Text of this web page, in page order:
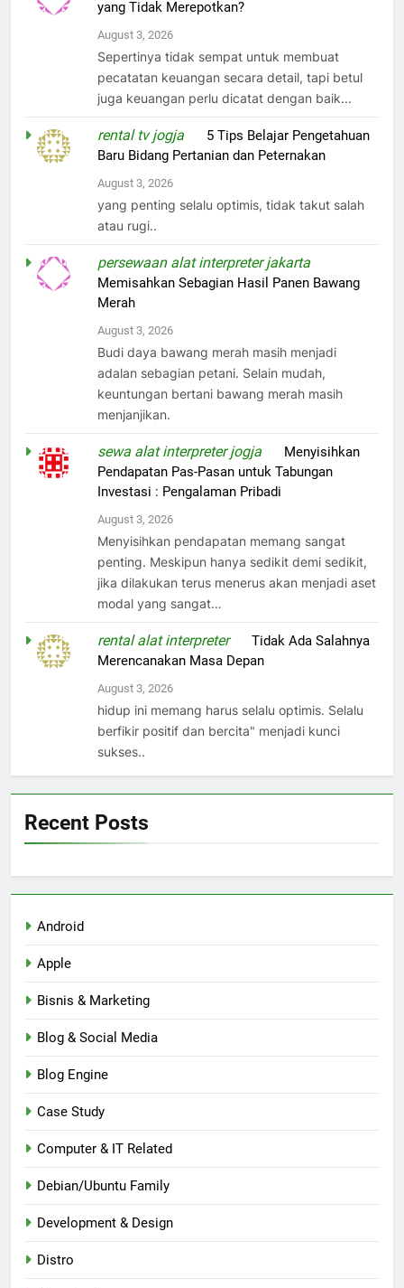
yang Tidak Merepotkan?
August 3, 2026
Sepertinya tidak sempat untuk membuat
pecatatan keuangan secara detail, tapi betul
juga keuangan perlu dicatat dengan baik...
rental tv jogja
5 Tips Belajar Pengetahuan
Baru Bidang Pertanian dan Peternakan
August 3, 2026
yang penting selalu optimis, tidak takut salah
atau rugi..
persewaan alat interpreter jakarta
Memisahkan Sebagian Hasil Panen Bawang
Merah
August 3, 2026
Budi daya bawang merah masih menjadi
adalan sebagian petani. Selain mudah,
keuntungan bertani bawang merah masih
menjanjikan.
sewa alat interpreter jogja
Menyisihkan
Pendapatan Pas-Pasan untuk Tabungan
Investasi : Pengalaman Pribadi
August 3, 2026
Menyisihkan pendapatan memang sangat
penting. Meskipun hanya sedikit demi sedikit,
jika dilakukan terus menerus akan menjadi aset
modal yang sangat…
rental alat interpreteronTidak Ada Salahnya
Merencanakan Masa Depan
August 3, 2026
hidup ini memang harus selalu optimis. Selalu
berfikir positif dan bercita" menjadi kunci
sukses..
Recent Posts
Android
Apple
Bisnis & Marketing
Blog & Social Media
Blog Engine
Case Study
Computer & IT Related
Debian/Ubuntu Family
Development & Design
Distro